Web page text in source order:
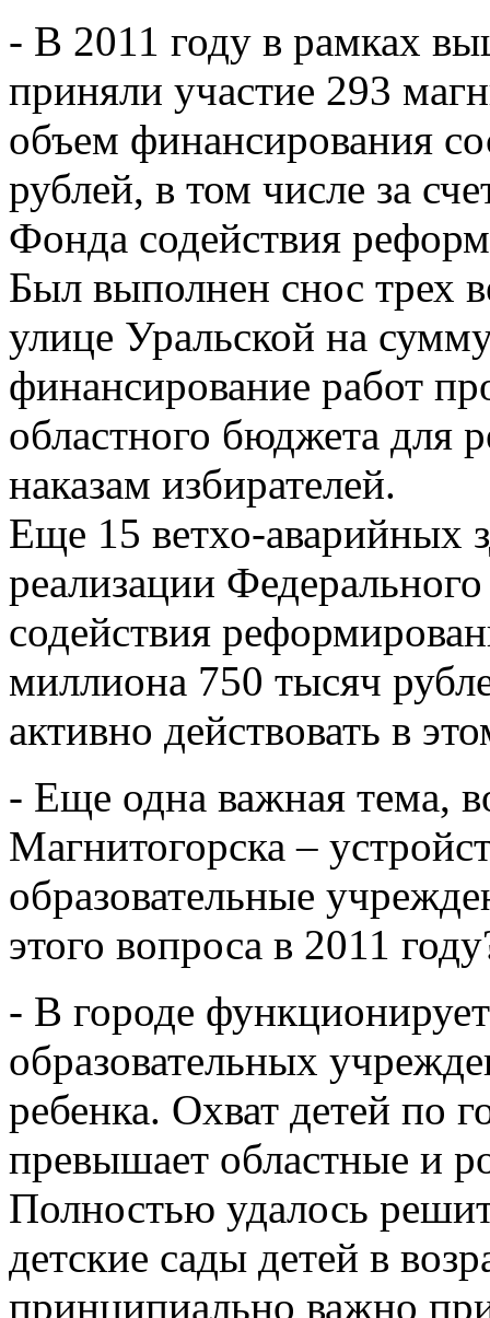
- В 2011 году в рамках
приняли участие 293
объем финансирования
рублей, в том числе за
Фонда содействия
Был выполнен снос трех
улице Уральской на
финансирование работ
областного бюджета для
наказам избирателей.
Еще 15 ветхо-аварийных
реализации
содействия
миллиона 750 тысяч
активно действовать в
- Еще одна важная тема,
Магнитогорска –
образовательные
этого вопроса в 2011
- В городе
образовательных
ребенка. Охват детей по
превышает областные и
Полностью удалось
детские сады детей в
принципиально важно